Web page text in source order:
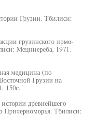
Грузии. Тбилиси:
грузинского ирмо-
Мецниереба, 1971.-
медицина (по
Грузии на
150с.
древнейшего
Причерноморья. Тбилиси: